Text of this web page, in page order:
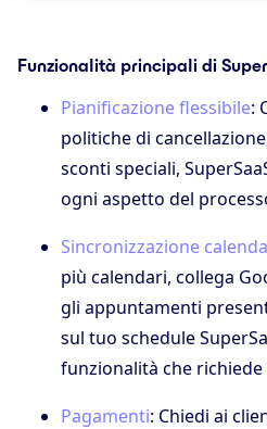
Funzionalità principali di
Pianificazione flessibile:
politiche di
sconti speciali,
ogni aspetto del
Sincronizzazione
più calendari, collega
gli appuntamenti
sul tuo schedule
funzionalità che
Pagamenti: Chiedi ai